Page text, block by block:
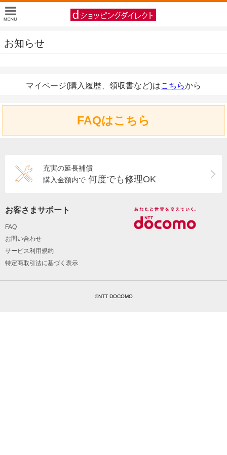
お知らせ
マイページ(購入履歴、領収書など)はこちらから
FAQはこちら
充実の延長補償
購入金額内で 何度でも修理OK
お客さまサポート
FAQ
お問い合わせ
サービス利用規約
特定商取引法に基づく表示
©NTT DOCOMO